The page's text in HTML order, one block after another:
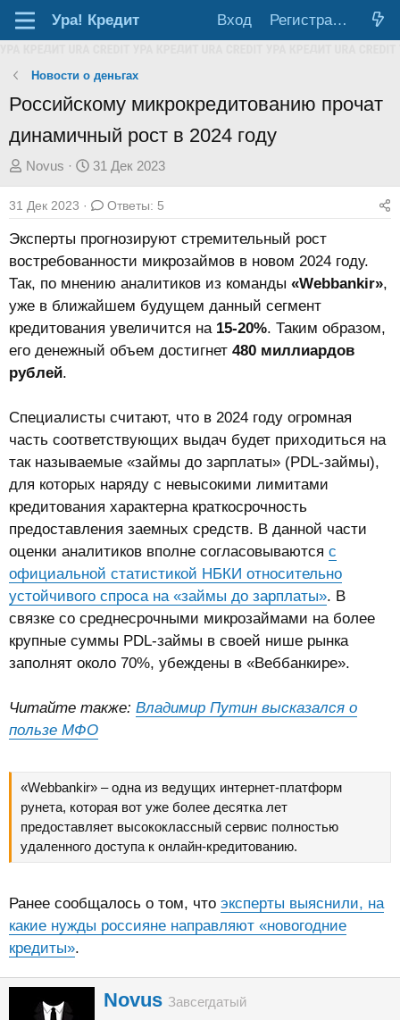
Ура! Кредит Вход Регистрация
Новости о деньгах
Российскому микрокредитованию прочат
динамичный рост в 2024 году
А
в
т
е
м
ы
Novus
Д
а
т
ч
а
л
а
31 Дек 2023
31 Дек 2023 Ответы: 5
Эксперты прогнозируют стремительный рост
востребованности микрозаймов в новом 2024 году.
Так, по мнению аналитиков из команды «Webbankir»,
уже в ближайшем будущем данный сегмент
кредитования увеличится на 15-20%. Таким образом,
его денежный объем достигнет 480 миллиардов
рублей.
Специалисты считают, что в 2024 году огромная
часть соответствующих выдач будет приходиться на
так называемые «займы до зарплаты» (PDL-займы),
для которых наряду с невысокими лимитами
кредитования характерна краткосрочность
предоставления заемных средств. В данной части
оценки аналитиков вполне согласовываются с
официальной статистикой НБКИ относительно
устойчивого спроса на «займы до зарплаты». В
связке со среднесрочными микрозаймами на более
крупные суммы PDL-займы в своей нише рынка
заполнят около 70%, убеждены в «Веббанкире».
Читайте также: Владимир Путин высказался о
пользе МФО
«Webbankir» – одна из ведущих интернет-платформ
рунета, которая вот уже более десятка лет
предоставляет высококлассный сервис полностью
удаленного доступа к онлайн-кредитованию.
Ранее сообщалось о том, что эксперты выяснили, на
какие нужды россияне направляют «новогодние
кредиты».
А
Novus Завсегдатый